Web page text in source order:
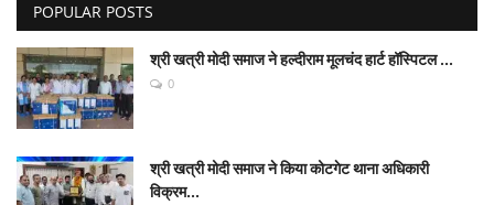
POPULAR POSTS
श्री खत्री मोदी समाज ने हल्दीराम मूलचंद हार्ट हॉस्पिटल ...
0
श्री खत्री मोदी समाज ने किया कोटगेट थाना अधिकारी
विक्रम...